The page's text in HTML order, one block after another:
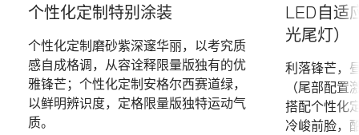
个性化定制特别涂装
个性化定制磨砂紫深邃华丽，以考究质
感自成格调，从容诠释限量版独有的优
雅锋芒；个性化定制安格尔西赛道绿，
以鲜明辨识度，定格限量版独特运动气
质。
LED自适
光尾灯）
利落锋芒，
（尾部配
搭配个性化
冷峻前脸，